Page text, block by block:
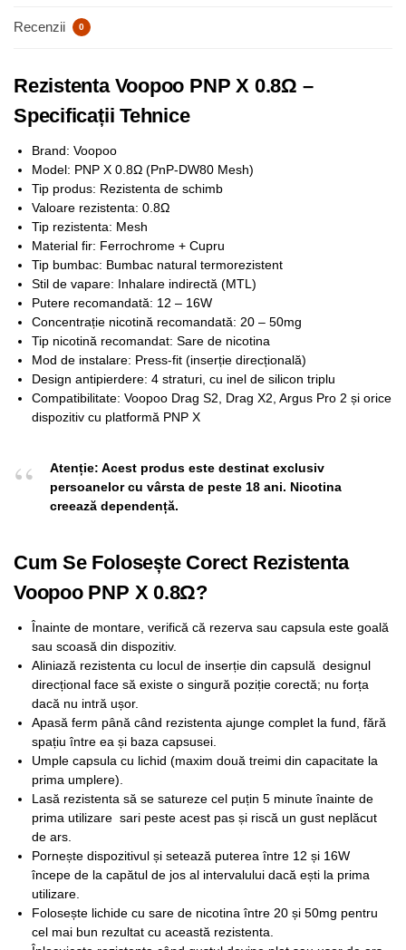
Recenzii 0
Rezistenta Voopoo PNP X 0.8Ω –
Specificații Tehnice
Brand: Voopoo
Model: PNP X 0.8Ω (PnP-DW80 Mesh)
Tip produs: Rezistenta de schimb
Valoare rezistenta: 0.8Ω
Tip rezistenta: Mesh
Material fir: Ferrochrome + Cupru
Tip bumbac: Bumbac natural termorezistent
Stil de vapare: Inhalare indirectă (MTL)
Putere recomandată: 12 – 16W
Concentrație nicotină recomandată: 20 – 50mg
Tip nicotină recomandat: Sare de nicotina
Mod de instalare: Press-fit (inserție direcțională)
Design antipierdere: 4 straturi, cu inel de silicon triplu
Compatibilitate: Voopoo Drag S2, Drag X2, Argus Pro 2 și orice
dispozitiv cu platformă PNP X
Atenție: Acest produs este destinat exclusiv
persoanelor cu vârsta de peste 18 ani. Nicotina
creează dependență.
Cum Se Folosește Corect Rezistenta
Voopoo PNP X 0.8Ω?
Înainte de montare, verifică că rezerva sau capsula este goală
sau scoasă din dispozitiv.
Aliniază rezistenta cu locul de inserție din capsulă designul
direcțional face să existe o singură poziție corectă; nu forța
dacă nu intră ușor.
Apasă ferm până când rezistenta ajunge complet la fund, fără
spațiu între ea și baza capsusei.
Umple capsula cu lichid (maxim două treimi din capacitate la
prima umplere).
Lasă rezistenta să se satureze cel puțin 5 minute înainte de
prima utilizare sari peste acest pas și riscă un gust neplăcut
de ars.
Pornește dispozitivul și setează puterea între 12 și 16W
începe de la capătul de jos al intervalului dacă ești la prima
utilizare.
Folosește lichide cu sare de nicotina între 20 și 50mg pentru
cel mai bun rezultat cu această rezistenta.